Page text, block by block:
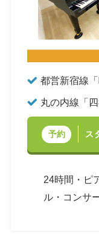
都営新宿線
丸の内線「
予約 ス
24時間・ピ
ル・コンサ